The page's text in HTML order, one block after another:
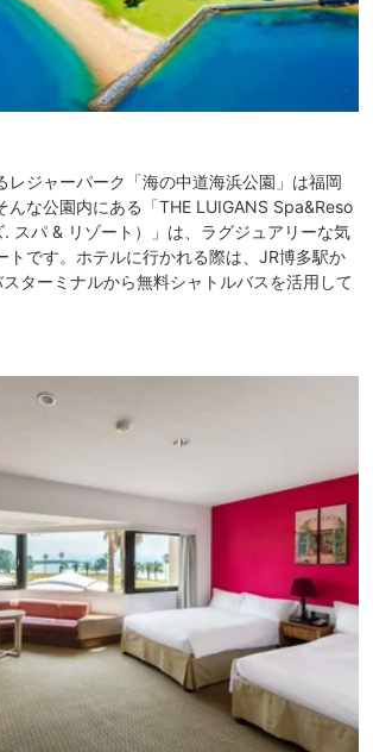
レジャーパーク「海の中道海浜公園」は福岡
んな公園内にある「THE LUIGANS Spa&Reso
スパ & リゾート）」は、ラグジュアリーな気
トです。ホテルに行かれる際は、JR博多駅か
ターミナルから無料シャトルバスを活用して